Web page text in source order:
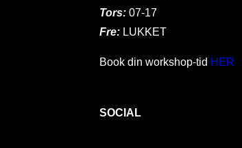
Tors: 07-17
Fre: LUKKET
Book din workshop-tid HER
SOCIAL